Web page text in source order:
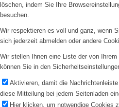
löschen, indem Sie Ihre
besuchen.
Wir respektieren es voll und ganz, wenn
sich jederzeit abmelden oder andere
Wir stellen Ihnen eine Liste der von
können Sie in den
Aktivieren, damit die
diese Mitteilung bei jedem Seitenladen
Hier klicken, um notwendige Cookies